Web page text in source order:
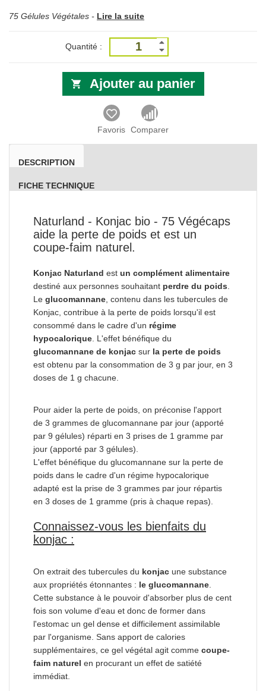
75 Gélules Végétales - Lire la suite
Quantité :
Ajouter au panier
Favoris Comparer
DESCRIPTION
FICHE TECHNIQUE
Naturland - Konjac bio - 75 Végécaps
aide la perte de poids et est un
coupe-faim naturel.
Konjac Naturland est un complément alimentaire
destiné aux personnes souhaitant perdre du poids
Le glucomannane , contenu dans les tubercules de
Konjac, contribue à la perte de poids lorsqu'il est
consommé dans le cadre d'un régime
hypocalorique . L'effet bénéfique du
glucomannane de konjac sur la perte de poids
est obtenu par la consommation de 3 g par jour, en 3
doses de 1 g chacune.
Pour aider la perte de poids, on préconise l'apport
de 3 grammes de glucomannane par jour (apporté
par 9 gélules) réparti en 3 prises de 1 gramme par
jour (apporté par 3 gélules).
L'effet bénéfique du glucomannane sur la perte de
poids dans le cadre d'un régime hypocalorique
adapté est la prise de 3 grammes par jour répartis
en 3 doses de 1 gramme (pris à chaque repas).
Connaissez-vous les bienfaits du
konjac :
On extrait des tubercules du konjac une substance
aux propriétés étonnantes : le glucomannane
Cette substance à le pouvoir d'absorber plus de cent
fois son volume d'eau et donc de former dans
l'estomac un gel dense et difficilement assimilable
par l'organisme. Sans apport de calories
supplémentaires, ce gel végétal agit comme coupe-
faim naturel en procurant un effet de satiété
immédiat.